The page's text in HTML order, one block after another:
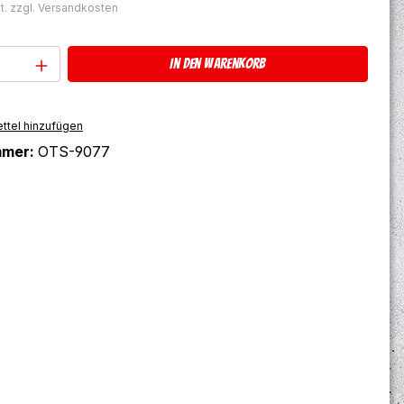
zzgl. Versandkosten
Anzahl: Gib den gewünschten Wert
In den Warenkorb
hinzufügen
OTS-9077